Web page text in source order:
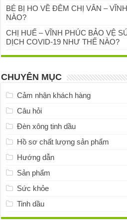
BÉ BỊ HO VỀ ĐÊM CHỊ VÂN –
NÀO?
CHỊ HUẾ – VĨNH PHÚC BẢO VỆ
DỊCH COVID-19 NHƯ THẾ NÀO?
CHUYÊN MỤC
Cảm nhận khách hàng
Câu hỏi
Đèn xông tinh dầu
Hồ sơ chất lượng sản phẩm
Hướng dẫn
Sản phẩm
Sức khỏe
Tinh dầu